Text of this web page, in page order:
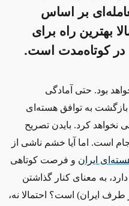
بر اساس
بهترین راه برای
کوتاه‌مدت است.
بود. حتی آمادگی
به توافق هسته‌ای
نخواهد کرد. بایدن تصریح
است. اما آیا خشم ناشی از
ایران و فرصت کوتاهی
به معنای کنار گذاشتن
طرف ایران) است؟ احتمالا نه،